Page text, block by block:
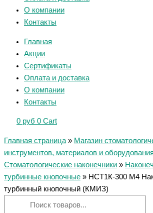
О компании
Контакты
Главная
Акции
Сертификаты
Оплата и доставка
О компании
Контакты
0 руб 0 Cart
Главная страница » Магазин
инструментов, материалов и оборудования
Стоматологические наконечники »
турбинные кнопочные » НСТ1К-300 М4
турбинный кнопочный (КМИЗ)